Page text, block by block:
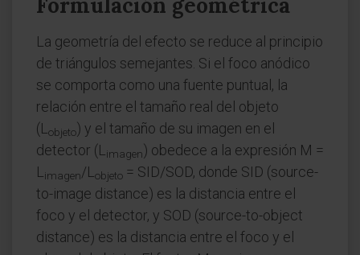
La geometría del efecto se reduce al principio
de triángulos semejantes. Si el foco anódico
se comporta como una fuente puntual, la
relación entre el tamaño real del objeto
(L objeto) y el tamaño de su imagen en el
detector (L imagen) obedece a la expresión M =
L imagen/L objeto = SID/SOD, donde SID (source-
to-image distance) es la distancia entre el
foco y el detector, y SOD (source-to-object
distance) es la distancia entre el foco y el